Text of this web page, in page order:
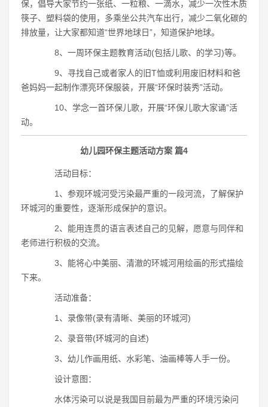
保，倡导大家节约一张纸、一粒粮、一滴水，减少一次性木质
筷子、塑料袋的使用，多乘坐公共汽车出行，减少二氧化碳的
排放量，让大家都知道“世界地球日”，知道保护地球。
8、一周环保主题教育活动(包括儿歌、的学习)等。
9、寻找自己或者家人的旧T恤或利用废旧材料和爸
爸妈妈一起制作漂亮环保服装，开展“环保时装秀”活动。
10、学念一首环保儿歌，开展“环保儿歌大家诵”活
动。
幼儿园环保主题活动方案 篇4
活动目标：
1、参观环城河受污染最严重的一段河流，了解保护
环城河的重要性，逐渐形成保护的意识。
2、能用连贯的语言表述自己的见解，愿意与同伴和
老师进行积极的交流。
3、能将心中美丽、清澈的环城河用绘画的形式描绘
下来。
活动准备：
1、录像带(录有清晰、美丽的环城河)
2、录音带(环城河的自述)
3、幼儿作画用纸、水彩笔、油画棒等人手一份。
设计意图：
水体污染可以说是我国目前最为严重的环境污染问